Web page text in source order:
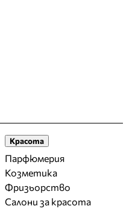
Красота
Парфюмерия
Козметика
Фризьорство
Салони за красота